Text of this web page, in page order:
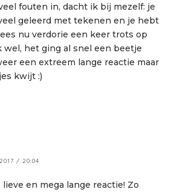
fouten in, dacht ik bij mezelf: je
geleerd met tekenen en je hebt
nu verdorie een keer trots op
wel, het ging al snel een beetje
een extreem lange reactie maar
kwijt :)
/ 20:04
en mega lange reactie! Zo